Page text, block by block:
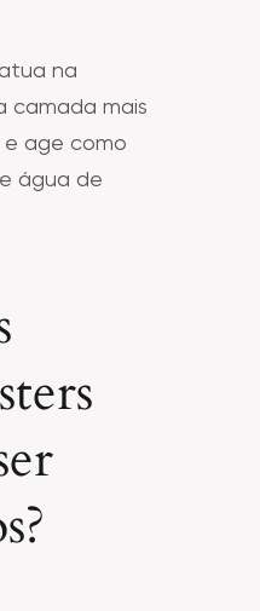
na
camada mais
age como
água de